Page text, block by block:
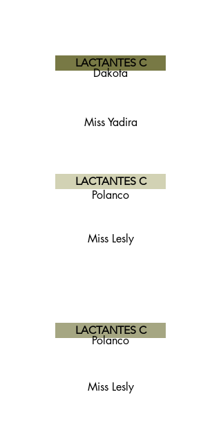
LACTANTES C
Miss Yadira
Dakota
LACTANTES C
Miss Lesly
Polanco
LACTANTES C
Miss Lesly
Polanco